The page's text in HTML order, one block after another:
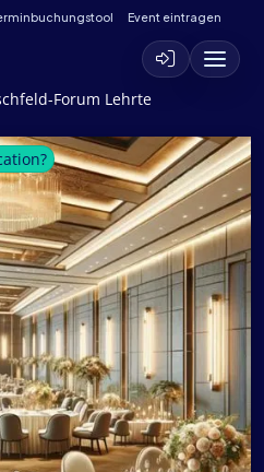
Event eintragen
Forum Lehrte